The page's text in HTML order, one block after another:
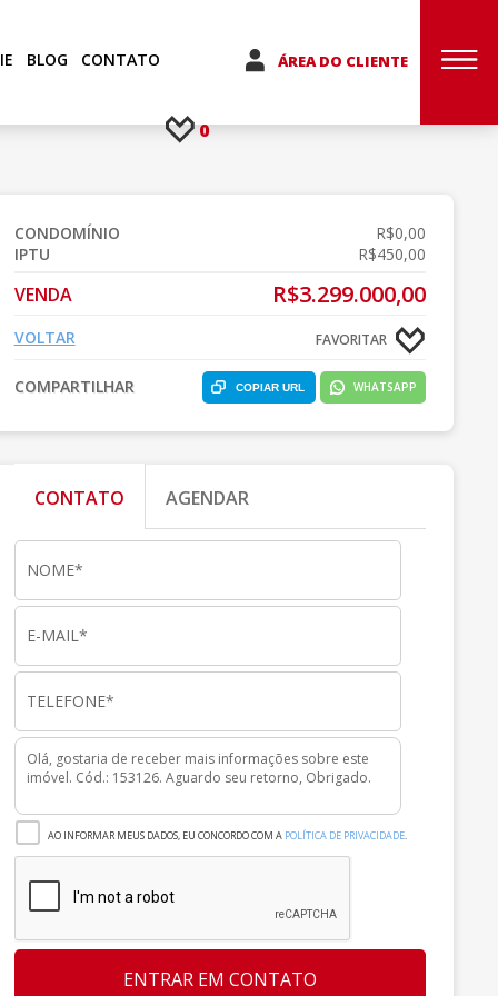
BLOG CONTATO ÁREA DO CLIENTE
0
CONDOMÍNIO
R$0,00
IPTU
R$450,00
VENDA R$3.299.000,00
FAVORITAR
VOLTAR
COMPARTILHAR WHATSAPP
COPIAR URL
CONTATO AGENDAR
AO INFORMAR MEUS DADOS, EU CONCORDO COM A POLÍTICA DE PRIVACIDADE.
ENTRAR EM CONTATO